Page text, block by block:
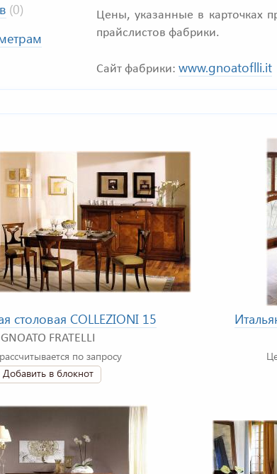
(0)
Цены, указанные в карточках
прайслистов фабрики.
Сайт фабрики: www.gnoatoflli.it
столовая COLLEZIONI 15
GNOATO FRATELLI
по запросу
Добавить в блокнот